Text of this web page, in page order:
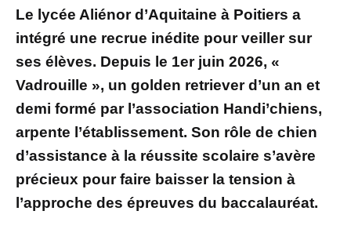
Le lycée Aliénor d’Aquitaine à Poitiers a
intégré une recrue inédite pour veiller sur
ses élèves. Depuis le 1er juin 2026, «
Vadrouille », un golden retriever d’un an et
demi formé par l’association Handi’chiens,
arpente l’établissement. Son rôle de chien
d’assistance à la réussite scolaire s’avère
précieux pour faire baisser la tension à
l’approche des épreuves du baccalauréat.